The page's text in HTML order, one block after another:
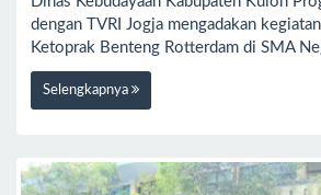
dengan TVRI Jogja mengadakan
Ketoprak Benteng Rotterdam di SMA
Selengkapnya